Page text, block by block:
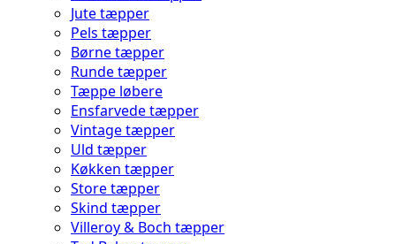
Jute tæpper
Pels tæpper
Børne tæpper
Runde tæpper
Tæppe løbere
Ensfarvede tæpper
Vintage tæpper
Uld tæpper
Køkken tæpper
Store tæpper
Skind tæpper
Villeroy & Boch tæpper